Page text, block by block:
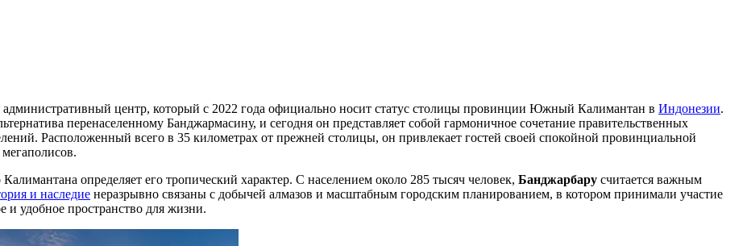
центр, который с 2022 года официально носит статус столицы провинции Южный Калимантан в Индонезии.
перенаселенному Банджармасину, и сегодня он представляет собой гармоничное сочетание правительственных
Расположенный всего в 35 километрах от прежней столицы, он привлекает гостей своей спокойной провинциальной
определяет его тропический характер. С населением около 285 тысяч человек, Банджарбару считается важным
и наследие неразрывно связаны с добычей алмазов и масштабным городским планированием, в котором принимали участие
и удобное пространство для жизни.